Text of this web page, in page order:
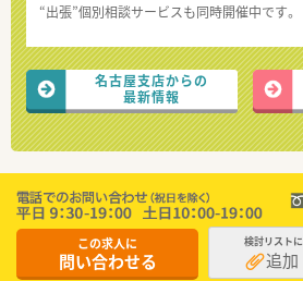
“出張”個別相談サービスも同時開催中です。
名古屋支店からの
最新情報
この求人に
問い合わせる
検討リストに
追加